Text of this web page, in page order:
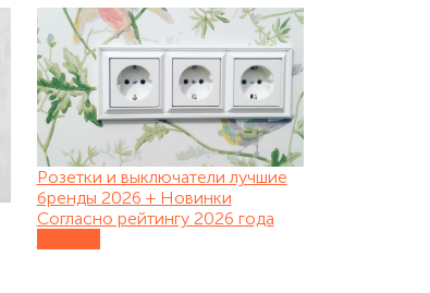
Розетки и выключатели лучшие
бренды 2026 + Новинки
Согласно рейтингу 2026 года